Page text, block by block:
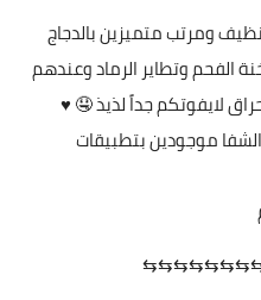
ومرتب متميزين بالدجاج
الفحم وتطاير الرماد وعندهم
لايفوتكم جداً لذيذ 🤤 ♥️
الشفا موجودين بتطبيقات